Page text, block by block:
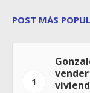
POST MÁS
1